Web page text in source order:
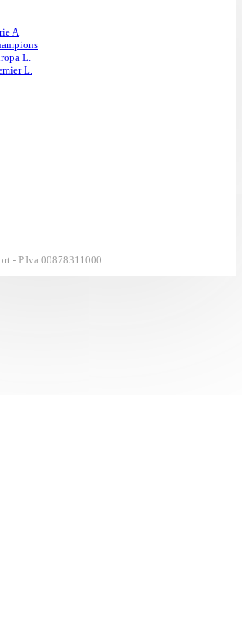
A
L.
L.
- P.Iva 00878311000